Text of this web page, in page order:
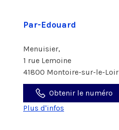
Par-Edouard
Menuisier,
1 rue Lemoine
41800 Montoire-sur-le-Loir
Obtenir le numéro
Plus d'infos